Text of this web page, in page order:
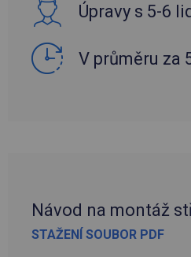
Úpravy s 5-6
V průměru za
Návod na montáž
STAŽENÍ SOUBOR PDF